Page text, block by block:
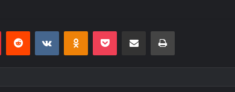
PinterestReddit VKontakteOdnoklassniki
Pocket E-Posta ile paylaş Yazdır